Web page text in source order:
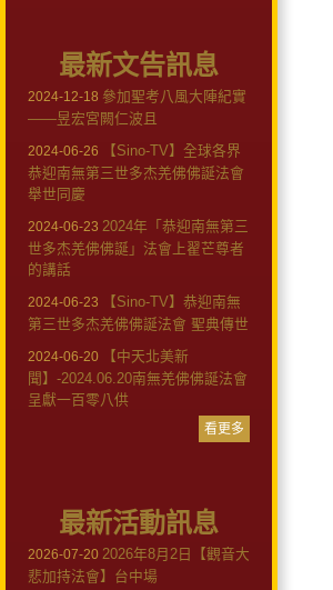
最新文告訊息
2024-12-18 參加聖考八風大陣紀實
——昱宏宮闕仁波且
2024-06-26
【Sino-TV】全球各界
恭迎南無第三世多杰羌佛佛誕法會
舉世同慶
2024-06-23 2024年「恭迎南無第三
世多杰羌佛佛誕」法會上翟芒尊者
的講話
2024-06-23
【Sino-TV】恭迎南無
第三世多杰羌佛佛誕法會 聖典傳世
2024-06-20
【中天北美新
聞】-2024.06.20南無羌佛佛誕法會
呈獻一百零八供
看更多
最新活動訊息
2026-07-20 2026年8月2日【觀音大
悲加持法會】台中場